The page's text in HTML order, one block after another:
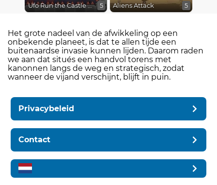
Ufo Run the Castle Tower 5 Aliens Attack 5
Het grote nadeel van de afwikkeling op een
onbekende planeet, is dat te allen tijde een
buitenaardse invasie kunnen lijden. Daarom raden
we aan dat situés een handvol torens met
kanonnen langs de weg en strategisch, zodat
wanneer de vijand verschijnt, blijft in puin.
Privacybeleid
Contact